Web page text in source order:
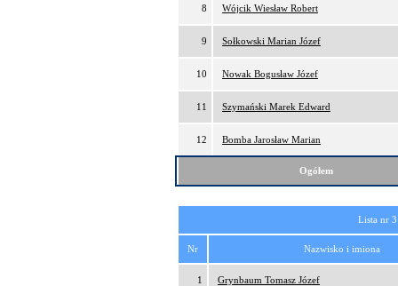
8 Wójcik Wiesław Robert
9 Sołkowski Marian Józef
10 Nowak Bogusław Józef
11 Szymański Marek Edward
12 Bomba Jarosław Marian
Ogółem
Lista nr
Nr Nazwisko i imiona
1 Grynbaum Tomasz Józef